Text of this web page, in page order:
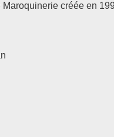
créée en